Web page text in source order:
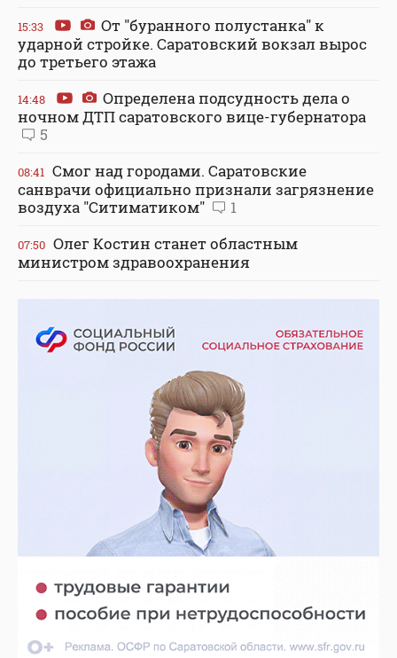
15:33
От "буранного полустанка" к
ударной стройке. Саратовский вокзал вырос
до третьего этажа
14:48
Определена подсудность дела о
ночном ДТП саратовского вице-губернатора
5
08:41 Смог над городами. Саратовские
санврачи официально признали загрязнение
воздуха "Ситиматиком"
1
07:50 Олег Костин станет областным
министром здравоохранения